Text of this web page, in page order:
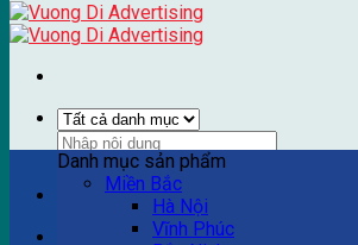
Ví dụ: Billboard quảng cáo, pano
Danh mục sản phẩm
Miền Bắc
Hà Nội
Vĩnh Phúc